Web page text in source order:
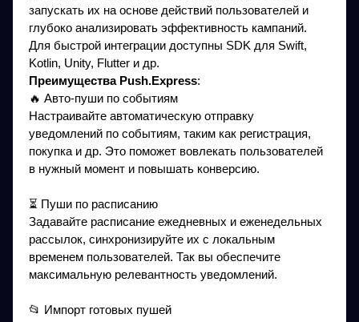
запускать их на основе действий пользователей и
глубоко анализировать эффективность кампаний.
Для быстрой интеграции доступны SDK для Swift,
Kotlin, Unity, Flutter и др.
Преимущества Push.Express:
🔥 Авто-пуши по событиям
Настраивайте автоматическую отправку
уведомлений по событиям, таким как регистрация,
покупка и др. Это поможет вовлекать пользователей
в нужный момент и повышать конверсию.
⏳ Пуши по расписанию
Задавайте расписание ежедневных и еженедельных
рассылок, синхронизируйте их с локальным
временем пользователей. Так вы обеспечите
максимальную релевантность уведомлений.
📂 Импорт готовых пушей